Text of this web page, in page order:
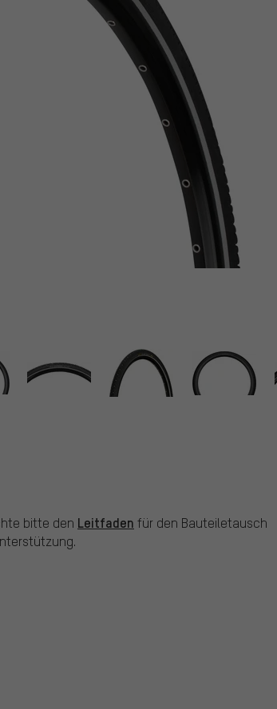
bitte den Leitfaden für den Bauteiletausch